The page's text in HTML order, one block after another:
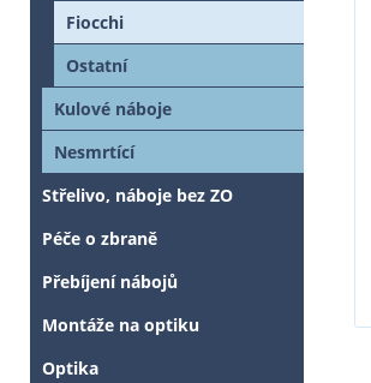
Fiocchi
Ostatní
Kulové náboje
Nesmrtící
Střelivo, náboje bez ZO
Péče o zbraně
Přebíjení nábojů
Montáže na optiku
Optika